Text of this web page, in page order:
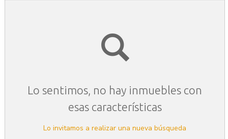
Lo sentimos, no hay inmuebles con
esas características
Lo invitamos a realizar una nueva búsqueda